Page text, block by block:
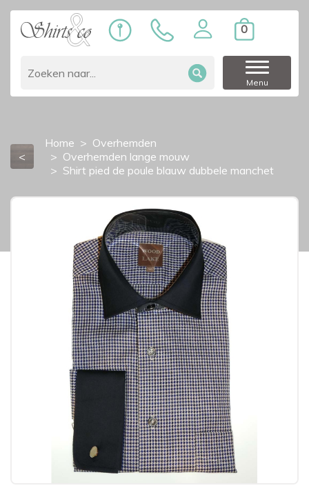
0
Menu
<
Home
Overhemden
Overhemden lange mouw
Shirt pied de poule blauw dubbele manchet